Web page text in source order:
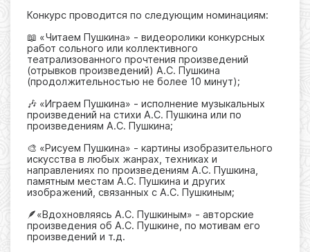
Конкурс проводится по следующим номинациям:
📖 «Читаем Пушкина» - видеоролики конкурсных
работ сольного или коллективного
театрализованного прочтения произведений
(отрывков произведений) А.С. Пушкина
(продолжительностью не более 10 минут);
🎶 «Играем Пушкина» - исполнение музыкальных
произведений на стихи А.С. Пушкина или по
произведениям А.С. Пушкина;
🎨 «Рисуем Пушкина» - картины изобразительного
искусства в любых жанрах, техниках и
направлениях по произведениям А.С. Пушкина,
памятным местам А.С. Пушкина и других
изображений, связанных с А.С. Пушкиным;
🪶«Вдохновляясь А.С. Пушкиным» - авторские
произведения об А.С. Пушкине, по мотивам его
произведений и т.д.